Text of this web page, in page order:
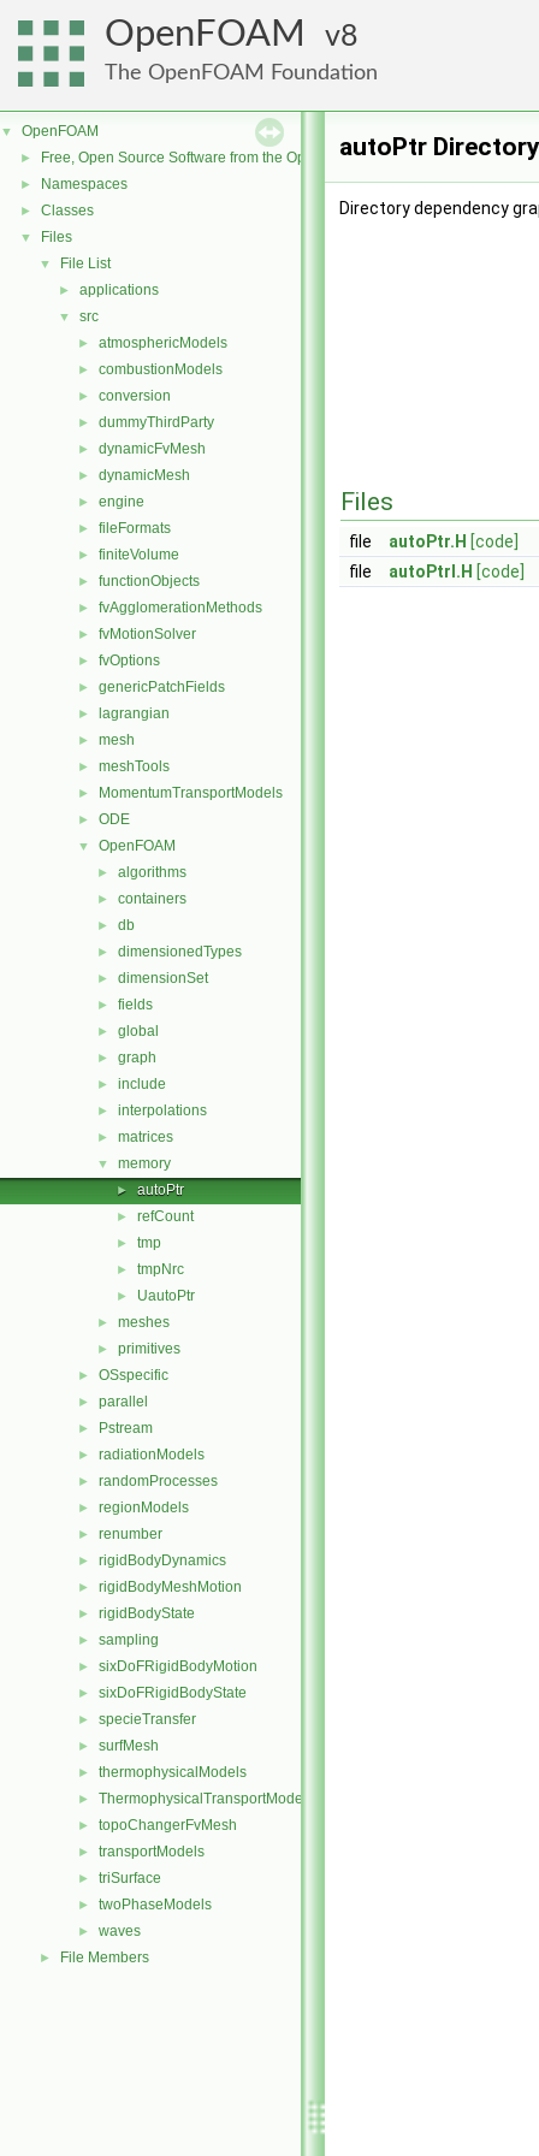
OpenFOAM 8
The OpenFOAM Foundation
▼ OpenFOAM
► Free, Open Source Software from the OpenFOAM Foundation
► Namespaces
► Classes
▼ Files
▼ File List
► applications
▼ src
► atmosphericModels
► combustionModels
► conversion
► dummyThirdParty
► dynamicFvMesh
► dynamicMesh
► engine
► fileFormats
► finiteVolume
► functionObjects
► fvAgglomerationMethods
► fvMotionSolver
► fvOptions
► genericPatchFields
► lagrangian
► mesh
► meshTools
► MomentumTransportModels
► ODE
▼ OpenFOAM
► algorithms
► containers
► db
► dimensionedTypes
► dimensionSet
► fields
► global
► graph
► include
► interpolations
► matrices
▼ memory
► autoPtr
► refCount
► tmp
► tmpNrc
► UautoPtr
► meshes
► primitives
► OSspecific
► parallel
► Pstream
► radiationModels
► randomProcesses
► regionModels
► renumber
► rigidBodyDynamics
► rigidBodyMeshMotion
► rigidBodyState
► sampling
► sixDoFRigidBodyMotion
► sixDoFRigidBodyState
► specieTransfer
► surfMesh
► thermophysicalModels
► ThermophysicalTransportModels
► topoChangerFvMesh
► transportModels
► triSurface
► twoPhaseModels
► waves
► File Members
autoPtr
Directory dependency
Files
file autoPtr.H [code]
file
autoPtrI.H [code]